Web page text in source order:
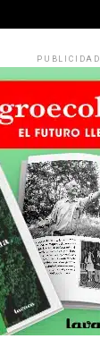
PUBLICIDAD